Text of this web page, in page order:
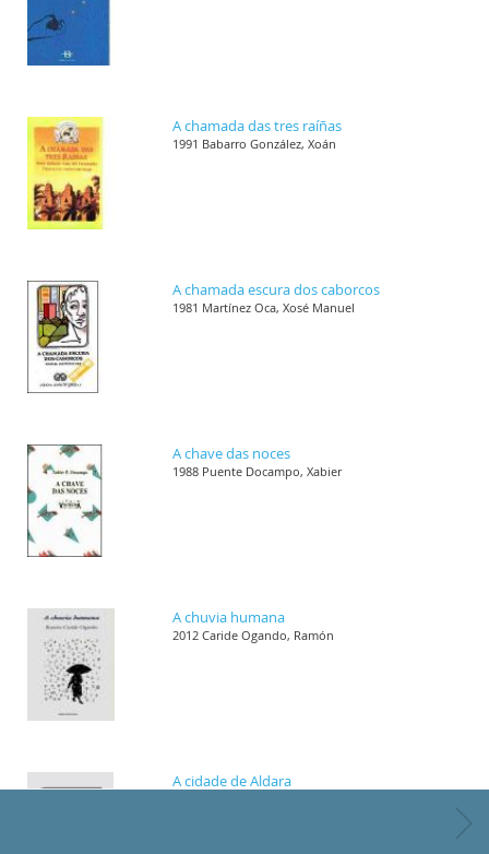
A chamada das tres raíñas
1991 Babarro González, Xoán
A chamada escura dos caborcos
1981 Martínez Oca, Xosé Manuel
A chave das noces
1988 Puente Docampo, Xabier
A chuvia humana
2012 Caride Ogando, Ramón
A cidade de Aldara